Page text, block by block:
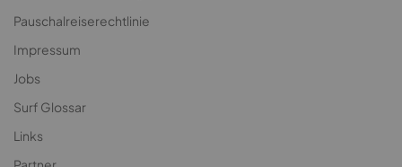
Pauschalreiserechtlinie
Impressum
Jobs
Surf Glossar
Links